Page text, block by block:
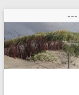
Inhalt
springen
---